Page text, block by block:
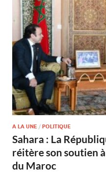
A LA UNE / POLITIQUE
Sahara : La
réitère son soutien
du Maroc